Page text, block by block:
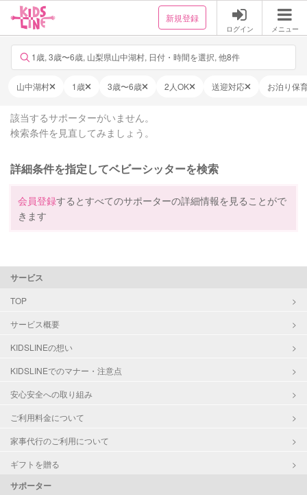
新規登録
ログイン メニュー
1歳, 3歳〜6歳, 山梨県山中湖村, 日付・時間を選択, 他8件
山中湖村 1歳 3歳〜6歳 2人OK 送迎対応 お泊り保
該当するサポーターがいません。
検索条件を見直してみましょう。
詳細条件を指定してベビーシッターを検索
会員登録するとすべてのサポーターの詳細情報を見ることがで
きます
サービス
TOP
サービス概要
KIDSLINEの想い
KIDSLINEでのマナー・注意点
安心安全への取り組み
ご利用料金について
家事代行のご利用について
ギフトを贈る
サポーター